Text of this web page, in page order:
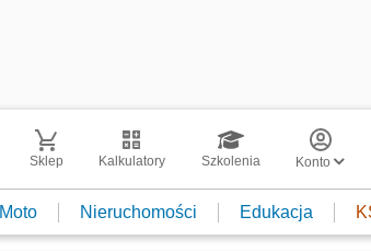
Sklep Kalkulatory Szkolenia Konto
Moto Nieruchomości Edukacja